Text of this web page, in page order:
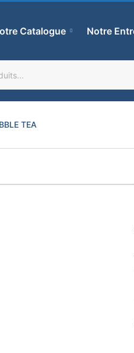
Catalogue Notre
TEA